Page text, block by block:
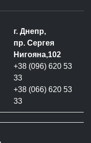
г. Днепр,
пр. Сергея
Нигояна,102
+38 (096) 620 53
33
+38 (066) 620 53
33